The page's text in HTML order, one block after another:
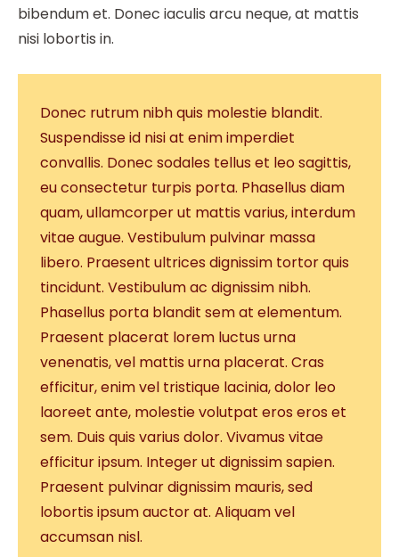
bibendum et. Donec iaculis arcu neque, at mattis
nisi lobortis in.
Donec rutrum nibh quis molestie blandit.
Suspendisse id nisi at enim imperdiet
convallis. Donec sodales tellus et leo sagittis,
eu consectetur turpis porta. Phasellus diam
quam, ullamcorper ut mattis varius, interdum
vitae augue. Vestibulum pulvinar massa
libero. Praesent ultrices dignissim tortor quis
tincidunt. Vestibulum ac dignissim nibh.
Phasellus porta blandit sem at elementum.
Praesent placerat lorem luctus urna
venenatis, vel mattis urna placerat. Cras
efficitur, enim vel tristique lacinia, dolor leo
laoreet ante, molestie volutpat eros eros et
sem. Duis quis varius dolor. Vivamus vitae
efficitur ipsum. Integer ut dignissim sapien.
Praesent pulvinar dignissim mauris, sed
lobortis ipsum auctor at. Aliquam vel
accumsan nisl.